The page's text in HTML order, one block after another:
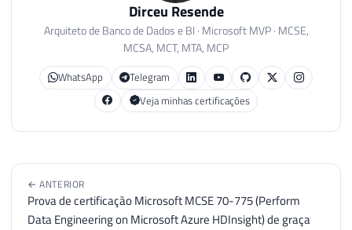
Dirceu Resende
Arquiteto de Banco de Dados e BI · Microsoft MVP · MCSE,
MCSA, MCT, MTA, MCP
WhatsApp
Telegram
Veja minhas certificações
← ANTERIOR
Prova de certificação Microsoft MCSE 70-775 (Perform
Data Engineering on Microsoft Azure HDInsight) de graça